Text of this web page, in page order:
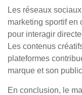
Les réseaux
marketing sportif en
pour interagir
Les contenus
plateformes
marque et son
En conclusion, le